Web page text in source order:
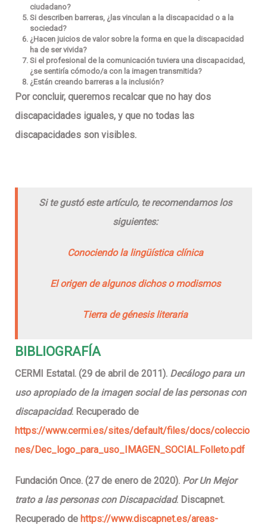
ciudadano?
Si describen barreras, ¿las vinculan a la discapacidad o a la
sociedad?
¿Hacen juicios de valor sobre la forma en que la discapacidad
ha de ser vivida?
Si el profesional de la comunicación tuviera una discapacidad,
¿se sentiría cómodo/a con la imagen transmitida?
¿Están creando barreras a la inclusión?
Por concluir, queremos recalcar que no hay dos
discapacidades iguales, y que no todas las
discapacidades son visibles.
Si te gustó este artículo, te recomendamos los
siguientes:
Conociendo la lingüística clínica
El origen de algunos dichos o modismos
Tierra de génesis literaria
BIBLIOGRAFÍA
CERMI Estatal. (29 de abril de 2011). Decálogo para un
uso apropiado de la imagen social de las personas con
discapacidad. Recuperado de
https://www.cermi.es/sites/default/files/docs/coleccio
nes/Dec_logo_para_uso_IMAGEN_SOCIAL.Folleto.pdf
Fundación Once. (27 de enero de 2020). Por Un Mejor
trato a las personas con Discapacidad. Discapnet.
Recuperado de https://www.discapnet.es/areas-